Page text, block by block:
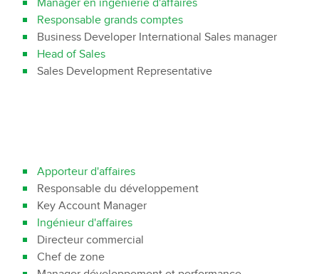
Manager en ingénierie d'affaires
Responsable grands comptes
Business Developer International Sales manager
Head of Sales
Sales Development Representative
Apporteur d'affaires
Responsable du développement
Key Account Manager
Ingénieur d'affaires
Directeur commercial
Chef de zone